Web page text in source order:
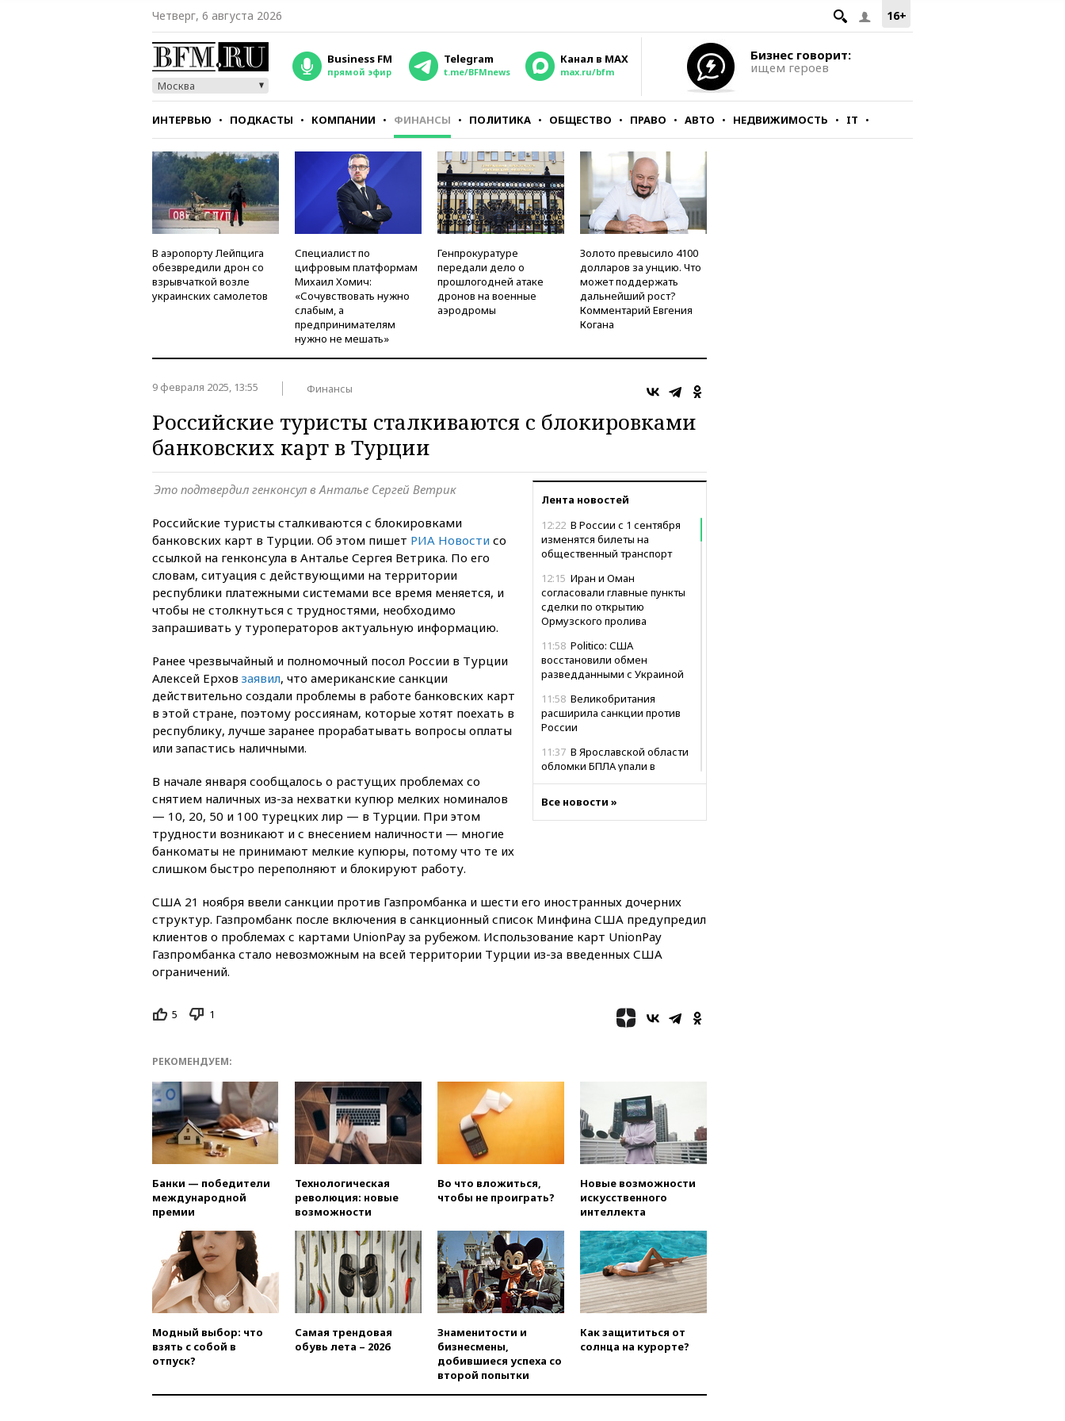
16+
Четверг, 6 августа 2026
Москва
Business FM
прямой эфир
Telegram
t.me/BFMnews
Канал в MAX
max.ru/bfm
Бизнес говорит:
ищем героев
ИНТЕРВЬЮ ПОДКАСТЫ КОМПАНИИ ФИНАНСЫ ПОЛИТИКА ОБЩЕСТВО ПРАВО АВТО НЕДВИЖИМОСТЬ IT
СТИЛЬ ТЕСТЫ
В аэропорту Лейпцига
обезвредили дрон со
взрывчаткой возле
украинских самолетов
Специалист по
цифровым платформам
Михаил Хомич:
«Сочувствовать нужно
слабым, а
предпринимателям
нужно не мешать»
Генпрокуратуре
передали дело о
прошлогодней атаке
дронов на военные
аэродромы
Золото превысило 4100
долларов за унцию. Что
может поддержать
дальнейший рост?
Комментарий Евгения
Когана
9 февраля 2025, 13:55 Финансы
Российские туристы сталкиваются с блокировками
банковских карт в Турции
Лента новостей
12:22 В России с 1 сентября
изменятся билеты на
общественный транспорт
12:15 Иран и Оман
согласовали главные пункты
сделки по открытию
Ормузского пролива
11:58 Politico: США
восстановили обмен
разведданными с Украиной
11:58 Великобритания
расширила санкции против
России
11:37 В Ярославской области
обломки БПЛА упали в
11:19 МИД России ответил на
критику мэра Хиросимы в
России и Армении на две
трети
10:54Президент ФИФА
Джанни Инфантино сумел
кишечную палочку в бургерах
пяти популярных сетей
В Приморье задержаны
подростки, планировавшие
теракт на объекте Росгвардии
09:59
The Spectator:
отсутствие ракет для Patriot у
Украины приведет к
поражению Киева
09:54
МВД Германии:
инцидент с дроном в
аэропорту Лейпцига —
«сценарий гибридной атаки»
09:32
В Тверской области
обломки дрона повредили
фасад логокомплекса
Wildberries
09:18
массированная атака БПЛА
Все новости »
Это подтвердил генконсул в Анталье Сергей Ветрик
Российские туристы сталкиваются с блокировками
банковских карт в Турции. Об этом пишет РИА Новости со
ссылкой на генконсула в Анталье Сергея Ветрика. По его
словам, ситуация с действующими на территории
республики платежными системами все время меняется, и
чтобы не столкнуться с трудностями, необходимо
запрашивать у туроператоров актуальную информацию.
Ранее чрезвычайный и полномочный посол России в Турции
Алексей Ерхов заявил, что американские санкции
действительно создали проблемы в работе банковских карт
в этой стране, поэтому россиянам, которые хотят поехать в
республику, лучше заранее прорабатывать вопросы оплаты
или запастись наличными.
В начале января сообщалось о растущих проблемах со
снятием наличных из-за нехватки купюр мелких номиналов
— 10, 20, 50 и 100 турецких лир — в Турции. При этом
трудности возникают и с внесением наличности — многие
банкоматы не принимают мелкие купюры, потому что те их
слишком быстро переполняют и блокируют работу.
США 21 ноября ввели санкции против Газпромбанка и шести его иностранных дочерних
структур. Газпромбанк после включения в санкционный список Минфина США предупредил
клиентов о проблемах с картами UnionPay за рубежом. Использование карт UnionPay
Газпромбанка стало невозможным на всей территории Турции из-за введенных США
ограничений.
5 1
РЕКОМЕНДУЕМ:
Банки — победители
международной
премии
Технологическая
революция: новые
возможности
Во что вложиться,
чтобы не проиграть?
Новые возможности
искусственного
интеллекта
Модный выбор: что
взять с собой в
отпуск?
Самая трендовая
обувь лета – 2026
Знаменитости и
бизнесмены,
добившиеся успеха со
второй попытки
Как защититься от
солнца на курорте?